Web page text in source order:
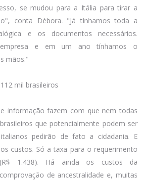
se mudou para a Itália para tirar a
conta Débora. "Já tínhamos toda a
e os documentos necessários.
empresa e em um ano tínhamos o
mãos."
mil brasileiros
informação fazem com que nem todas
que potencialmente podem ser
pedirão de fato a cidadania. E
custos. Só a taxa para o requerimento
1.438). Há ainda os custos da
de ancestralidade e, muitas